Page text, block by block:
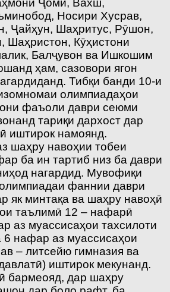
Ҷомӣ, Вахш,
Носири Хусрав,
Ҷайҳун, Шаҳритус, Рӯшон,
Шаҳристон, Кӯҳистони
Балҷувон ва Ишкошим
ҳам, сазовори ягон
Тибқи банди 10-и
олимпиадаҳои
фаъоли даври сеюми
тариқи дархост дар
иштирок намоянд.
шаҳру навоҳии тобеи
ба ин тартиб низ ба даври
нагардид. Мувофиқи
фаннии даври
як минтақа ва шаҳру навоҳӣ
таълимӣ 12 – нафарӣ
аз муассисаҳои тахсилоти
нафар аз муассисаҳои
– литсейю гимназия ва
иштирок мекунанд.
бармеояд, дар шаҳру